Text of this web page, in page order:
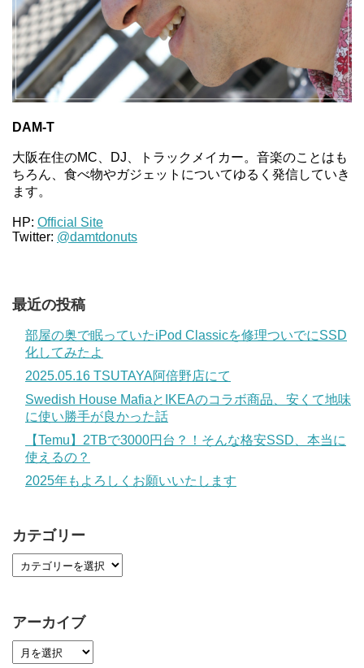
DAM-T
大阪在住のMC、DJ、トラックメイカー。音楽のことはも
ちろん、食べ物やガジェットについてゆるく発信していき
ます。
HP: Official Site
Twitter: @damtdonuts
最近の投稿
部屋の奥で眠っていたiPod Classicを修理ついでにSSD
化してみたよ
2025.05.16 TSUTAYA阿倍野店にて
Swedish House MafiaとIKEAのコラボ商品、安くて地味
に使い勝手が良かった話
【Temu】2TBで3000円台？！そんな格安SSD、本当に
使えるの？
2025年もよろしくお願いいたします
カテゴリー
アーカイブ